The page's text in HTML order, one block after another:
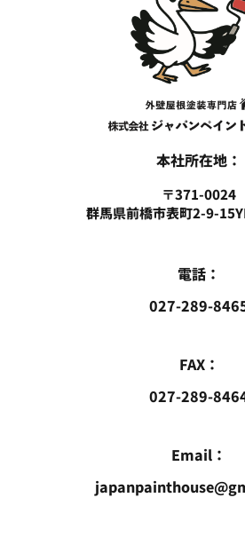
本社所在地：
〒371-0024
群馬県前橋市表町2-9-
電話：
027-289-
FAX：
027-289-
Email：